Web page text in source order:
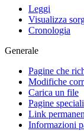
Leggi
Visualizza
Cronologia
Generale
Pagine che
Modifiche
Carica un file
Pagine speciali
Link
Informazioni